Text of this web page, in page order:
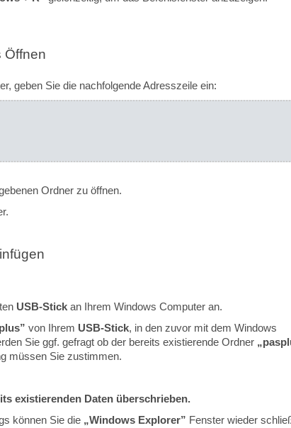
Öffnen
geben Sie die nachfolgende Adresszeile ein:
Ordner zu öffnen.
USB-Stick an Ihrem Windows Computer an.
von Ihrem USB-Stick, in den zuvor mit dem Windows
Sie ggf. gefragt ob der bereits existierende Ordner
müssen Sie zustimmen.
existierenden Daten überschrieben.
können Sie die „Windows Explorer” Fenster wieder